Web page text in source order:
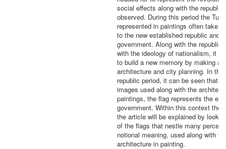
social effects along with the republic
observed. During this period the
represented in paintings often taken
to the new established republic and
government. Along with the republic,
with the ideology of nationalism, it
to build a new memory by making
architecture and city planning. In the
republic period, it can be seen that
images used along with the
paintings, the flag represents the
government. Within this context the
the article will be explained by
of the flags that nestle many
notional meaning, used along with
architecture in painting.